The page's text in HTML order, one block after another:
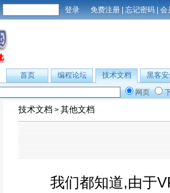
免费注册 | 忘记密码 | 会
首页 编程论坛 技术文档
黑客安
网页
技术文档 > 其他文档
我们都知道,由于